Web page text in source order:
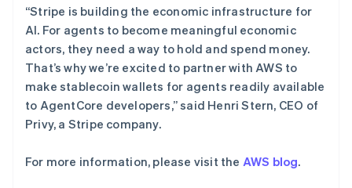
Atlas
初创企业注册
Climate
碳移除
Stripe Sessions 2026
生态系统
合作伙伴
Stripe App Marketplace
“Stripe is building the economic infrastructure for
AI. For agents to become meaningful economic
actors, they need a way to hold and spend money.
That’s why we’re excited to partner with AWS to
make stablecoin wallets for agents readily available
to AgentCore developers,” said Henri Stern, CEO of
Privy, a Stripe company.
For more information, please visit the AWS blog.
EspañolEnglish
新加坡
English简体中文
新西兰
English
匈牙利
English
意大利
ItalianoEnglish
English